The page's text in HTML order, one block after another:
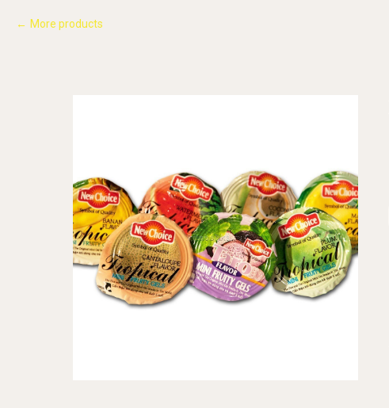
More products